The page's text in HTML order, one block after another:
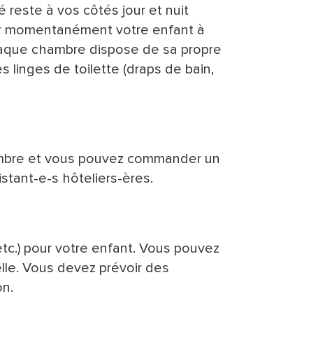
reste à vos côtés jour et nuit
momentanément votre enfant à
chambre dispose de sa propre
linges de toilette (draps de bain,
et vous pouvez commander un
e-s hôteliers-ères.
pour votre enfant. Vous pouvez
Vous devez prévoir des